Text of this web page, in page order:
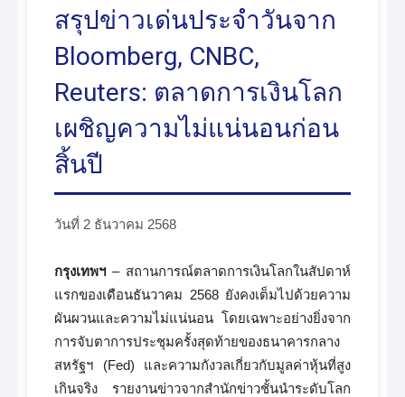
สรุปข่าวเด่นประจำวันจาก
Bloomberg, CNBC,
Reuters: ตลาดการเงินโลก
เผชิญความไม่แน่นอนก่อน
สิ้นปี
วันที่ 2 ธันวาคม 2568
กรุงเทพฯ– สถานการณ์ตลาดการเงินโลกในสัปดาห์
แรกของเดือนธันวาคม 2568 ยังคงเต็มไปด้วยความ
ผันผวนและความไม่แน่นอน โดยเฉพาะอย่างยิ่งจาก
การจับตาการประชุมครั้งสุดท้ายของธนาคารกลาง
สหรัฐฯ (Fed) และความกังวลเกี่ยวกับมูลค่าหุ้นที่สูง
เกินจริง รายงานข่าวจากสำนักข่าวชั้นนำระดับโลก